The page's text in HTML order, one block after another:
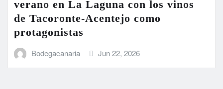
verano en La Laguna con los vinos
de Tacoronte-Acentejo como
protagonistas
Bodegacanaria Jun 22, 2026